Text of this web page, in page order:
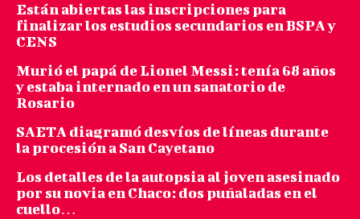
Están abiertas las inscripciones para
finalizar los estudios secundarios en BSPA y
CENS
Murió el papá de Lionel Messi: tenía 68 años
y estaba internado en un sanatorio de
Rosario
SAETA diagramó desvíos de líneas durante
la procesión a San Cayetano
Los detalles de la autopsia al joven asesinado
por su novia en Chaco: dos puñaladas en el
cuello…